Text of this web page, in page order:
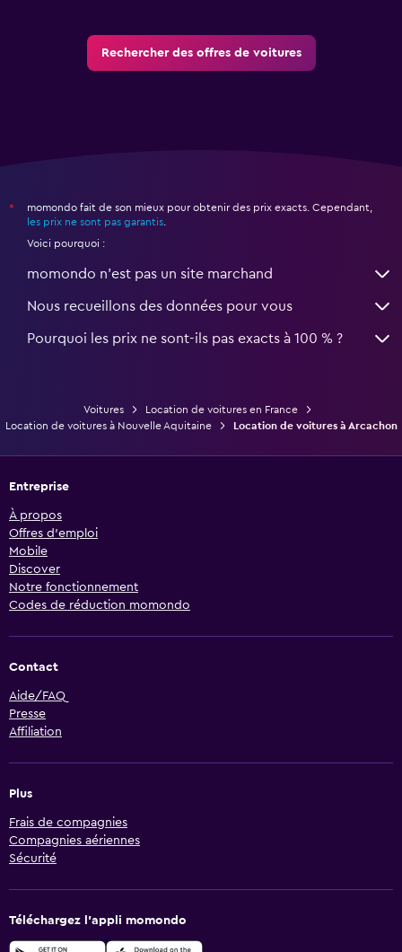
Rechercher des offres de voitures
*
momondo fait de son mieux pour obtenir des prix exacts. Cependant,
les prix ne sont pas garantis
Voici pourquoi :
momondo n'est pas un site marchand
Nous recueillons des données pour vous
Pourquoi les prix ne sont-ils pas exacts à 100 % ?
Voitures
Location de voitures en France
Location de voitures à Nouvelle Aquitaine
Location de voitures à Arcachon
Entreprise
À propos
Offres d’emploi
Mobile
Discover
Notre fonctionnement
Codes de réduction momondo
Contact
Aide/FAQ
Presse
Affiliation
Plus
Frais de compagnies
Compagnies aériennes
Sécurité
Téléchargez l’appli momondo